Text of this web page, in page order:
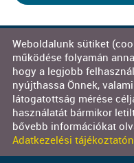
© 2026
Oldal információk
Weboldalunk sütiket
működése folyamán
hogy a legjobb
nyújthassa Önnek,
látogatottság mérése
használatát bármikor
bővebb információkat
Adatkezelési